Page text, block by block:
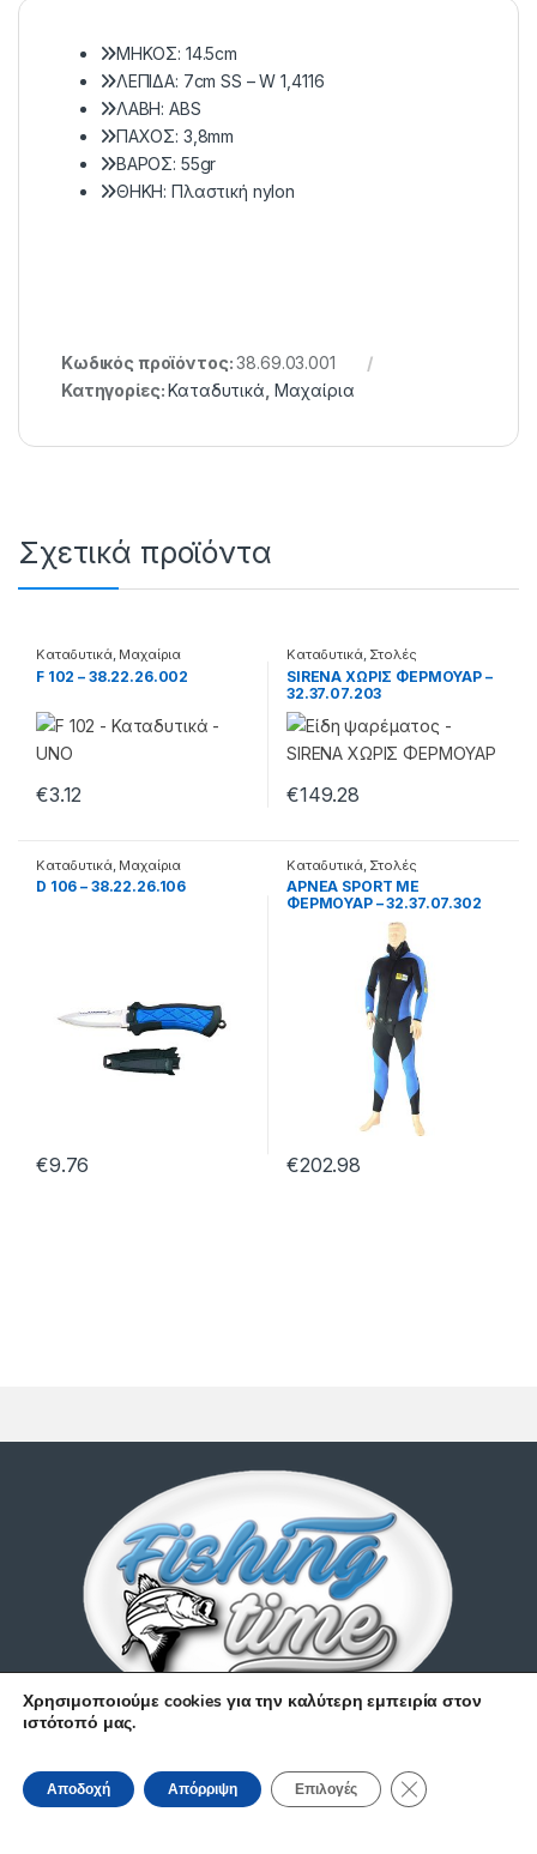
ΜΗΚΟΣ: 14.5cm
ΛΕΠΙΔΑ: 7cm SS – W 1,4116
ΛΑΒΗ: ABS
ΠΑΧΟΣ: 3,8mm
ΒΑΡΟΣ: 55gr
ΘΗΚΗ: Πλαστική nylon
Κωδικός προϊόντος:38.69.03.001
Κατηγορίες:Καταδυτικά Μαχαίρια
Σχετικά προϊόντα
Καταδυτικά, Μαχαίρια
F 102 – 38.22.26.002
€3.12
Καταδυτικά, Στολές
SIRENA ΧΩΡΙΣ ΦΕΡΜΟΥΑΡ –
32.37.07.203
€149.28
Καταδυτικά, Μαχαίρια
D 106 – 38.22.26.106
€9.76
Καταδυτικά, Στολές
APNEA SPORT ΜΕ
ΦΕΡΜΟΥΑΡ – 32.37.07.302
€202.98
210 9514 529
Χρησιμοποιούμε cookies για την καλύτερη εμπειρία στον
ιστότοπό μας.
Αποδοχή Απόρριψη Επιλογές Κλείσιμο του